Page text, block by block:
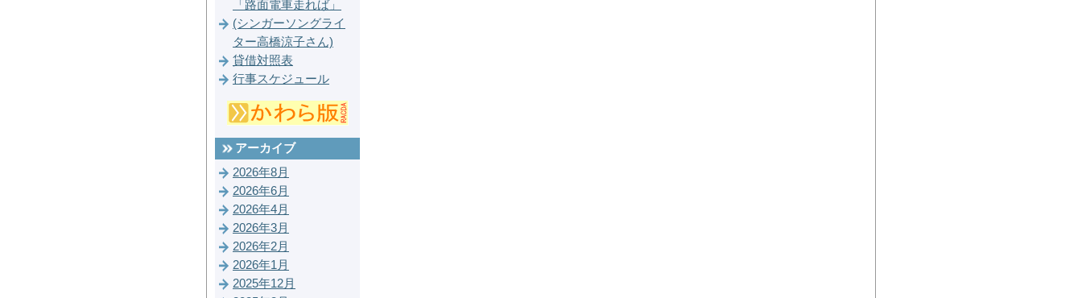
「路面電車走れば」
(シンガーソングライ
ター高橋涼子さん)
貸借対照表
行事スケジュール
アーカイブ
2026年8月
2026年6月
2026年4月
2026年3月
2026年2月
2026年1月
2025年12月